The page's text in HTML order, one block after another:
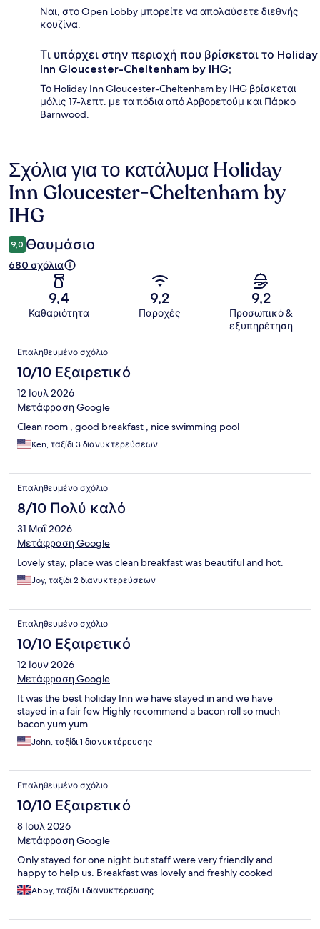
Ναι, στο Open Lobby μπορείτε να απολαύσετε διεθνής
κουζίνα.
Τι υπάρχει στην περιοχή που βρίσκεται το Holiday
Inn Gloucester-Cheltenham by IHG;
Το Holiday Inn Gloucester-Cheltenham by IHG βρίσκεται
μόλις 17-λεπτ. με τα πόδια από Αρβορετούμ και Πάρκο
Barnwood.
Σχόλια
Σχόλια για το κατάλυμα Holiday
Inn Gloucester-Cheltenham by
IHG
9,0 Θαυμάσιο
680 σχόλια
9,4
Καθαριότητα
9,2
Παροχές
9,2
Προσωπικό &
εξυπηρέτηση
Σχόλια
Επαληθευμένο σχόλιο
10/10 Εξαιρετικό
12 Ιουλ 2026
Μετάφραση Google
Clean room , good breakfast , nice swimming pool
Ken, ταξίδι 3 διανυκτερεύσεων
Επαληθευμένο σχόλιο
8/10 Πολύ καλό
31 Μαΐ 2026
Μετάφραση Google
Lovely stay, place was clean breakfast was beautiful and hot.
Joy, ταξίδι 2 διανυκτερεύσεων
Επαληθευμένο σχόλιο
10/10 Εξαιρετικό
12 Ιουν 2026
Μετάφραση Google
It was the best holiday Inn we have stayed in and we have
stayed in a fair few Highly recommend a bacon roll so much
bacon yum yum.
John, ταξίδι 1 διανυκτέρευσης
Επαληθευμένο σχόλιο
10/10 Εξαιρετικό
8 Ιουλ 2026
Μετάφραση Google
Only stayed for one night but staff were very friendly and
happy to help us. Breakfast was lovely and freshly cooked
Abby, ταξίδι 1 διανυκτέρευσης